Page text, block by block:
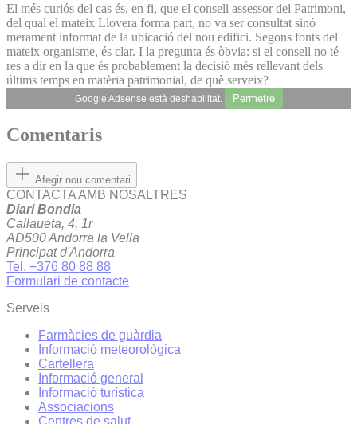
El més curiós del cas és, en fi, que el consell assessor del Patrimoni,
del qual el mateix Llovera forma part, no va ser consultat sinó
merament informat de la ubicació del nou edifici. Segons fonts del
mateix organisme, és clar. I la pregunta és òbvia: si el consell no té
res a dir en la que és probablement la decisió més rellevant dels
últims temps en matèria patrimonial, de què serveix?
Google Adsense està deshabilitat. Permetre
Comentaris
Afegir nou comentari
CONTACTA AMB NOSALTRES
Diari Bondia
Callaueta, 4, 1r
AD500 Andorra la Vella
Principat d'Andorra
Tel. +376 80 88 88
Formulari de contacte
Serveis
Farmàcies de guàrdia
Informació meteorològica
Cartellera
Informació general
Informació turística
Associacions